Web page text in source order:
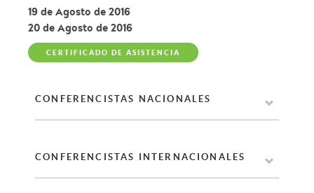
19 de Agosto de 2016
20 de Agosto de 2016
CERTIFICADO DE ASISTENCIA
CONFERENCISTAS NACIONALES
CONFERENCISTAS INTERNACIONALES